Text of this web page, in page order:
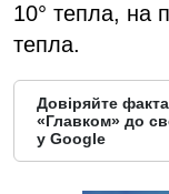
10° тепла, на
тепла.
Довіряйте
«Главком» до
у Google